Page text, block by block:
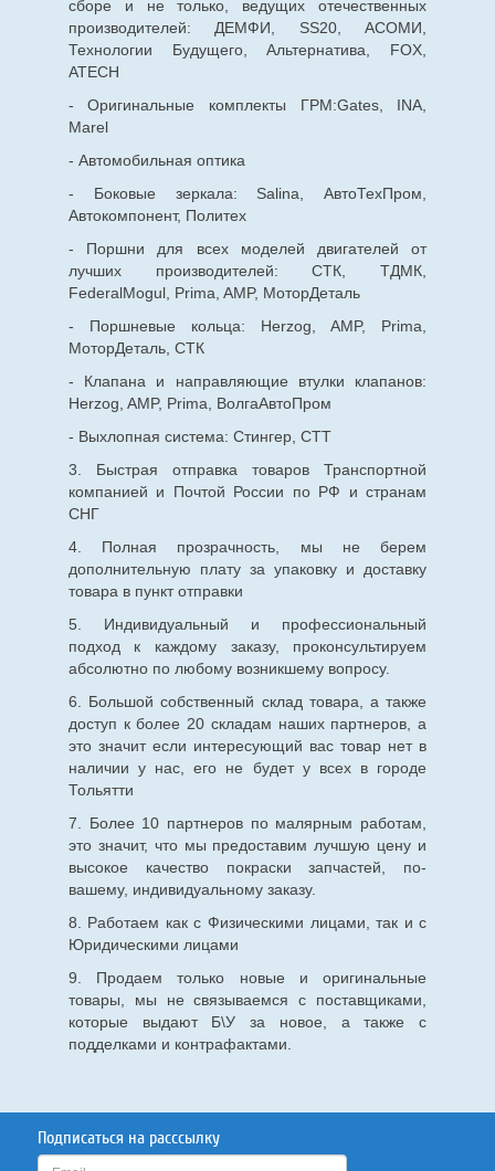
сборе и не только, ведущих отечественных
производителей: ДЕМФИ, SS20, АСОМИ,
Технологии Будущего, Альтернатива, FOX,
ATECH
- Оригинальные комплекты ГРМ:Gates, INA,
Marel
- Автомобильная оптика
- Боковые зеркала: Salina, АвтоТехПром,
Автокомпонент, Политех
- Поршни для всех моделей двигателей от
лучших производителей: СТК, ТДМК,
FederalMogul, Prima, AMP, МоторДеталь
- Поршневые кольца: Herzog, AMP, Prima,
МоторДеталь, СТК
- Клапана и направляющие втулки клапанов:
Herzog, AMP, Prima, ВолгаАвтоПром
- Выхлопная система: Стингер, СТТ
3. Быстрая отправка товаров Транспортной
компанией и Почтой России по РФ и странам
СНГ
4. Полная прозрачность, мы не берем
дополнительную плату за упаковку и доставку
товара в пункт отправки
5. Индивидуальный и профессиональный
подход к каждому заказу, проконсультируем
абсолютно по любому возникшему вопросу.
6. Большой собственный склад товара, а также
доступ к более 20 складам наших партнеров, а
это значит если интересующий вас товар нет в
наличии у нас, его не будет у всех в городе
Тольятти
7. Более 10 партнеров по малярным работам,
это значит, что мы предоставим лучшую цену и
высокое качество покраски запчастей, по-
вашему, индивидуальному заказу.
8. Работаем как с Физическими лицами, так и с
Юридическими лицами
9. Продаем только новые и оригинальные
товары, мы не связываемся с поставщиками,
которые выдают Б\У за новое, а также с
подделками и контрафактами.
Подписаться на расссылку